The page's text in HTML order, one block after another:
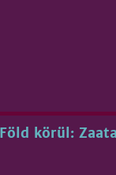
körül: